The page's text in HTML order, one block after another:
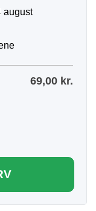
august
69,00 kr.